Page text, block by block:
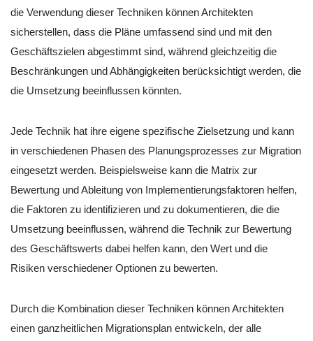
die Verwendung dieser Techniken können Architekten
sicherstellen, dass die Pläne umfassend sind und mit den
Geschäftszielen abgestimmt sind, während gleichzeitig die
Beschränkungen und Abhängigkeiten berücksichtigt werden, die
die Umsetzung beeinflussen könnten.
Jede Technik hat ihre eigene spezifische Zielsetzung und kann
in verschiedenen Phasen des Planungsprozesses zur Migration
eingesetzt werden. Beispielsweise kann die Matrix zur
Bewertung und Ableitung von Implementierungsfaktoren helfen,
die Faktoren zu identifizieren und zu dokumentieren, die die
Umsetzung beeinflussen, während die Technik zur Bewertung
des Geschäftswerts dabei helfen kann, den Wert und die
Risiken verschiedener Optionen zu bewerten.
Durch die Kombination dieser Techniken können Architekten
einen ganzheitlichen Migrationsplan entwickeln, der alle